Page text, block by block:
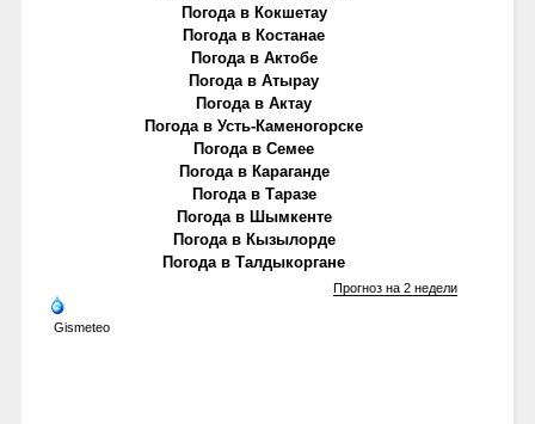
Погода в Кокшетау
Погода в Костанае
Погода в Актобе
Погода в Атырау
Погода в Актау
Погода в Усть-Каменогорске
Погода в Семее
Погода в Караганде
Погода в Таразе
Погода в Шымкенте
Погода в Кызылорде
Погода в Талдыкоргане
Gismeteo
Прогноз на 2 недели